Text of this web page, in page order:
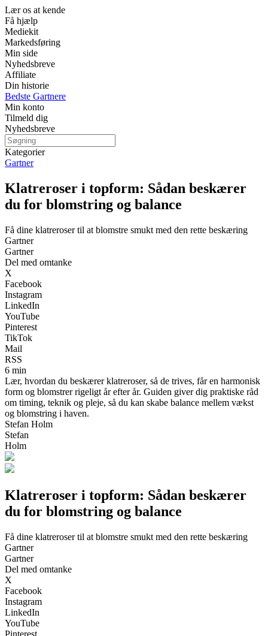
Lær os at kende
Få hjælp
Mediekit
Markedsføring
Min side
Nyhedsbreve
Affiliate
Din historie
Bedste Gartnere
Min konto
Tilmeld dig
Nyhedsbreve
Kategorier
Gartner
Klatreroser i topform: Sådan beskærer
du for blomstring og balance
Få dine klatreroser til at blomstre smukt med den rette beskæring
Gartner
Gartner
Del med omtanke
X
Facebook
Instagram
LinkedIn
YouTube
Pinterest
TikTok
Mail
RSS
6 min
Lær, hvordan du beskærer klatreroser, så de trives, får en harmonisk
form og blomstrer rigeligt år efter år. Guiden giver dig praktiske råd
om timing, teknik og pleje, så du kan skabe balance mellem vækst
og blomstring i haven.
Stefan Holm
Stefan
Holm
Klatreroser i topform: Sådan beskærer
du for blomstring og balance
Få dine klatreroser til at blomstre smukt med den rette beskæring
Gartner
Gartner
Del med omtanke
X
Facebook
Instagram
LinkedIn
YouTube
Pinterest